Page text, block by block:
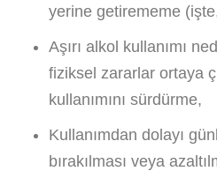
yerine getirememe
Aşırı alkol kullanımı
fiziksel zararlar ortaya
kullanımını sürdürme,
Kullanımdan dolayı
bırakılması veya